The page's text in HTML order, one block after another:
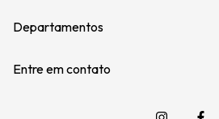
Departamentos
Entre em contato